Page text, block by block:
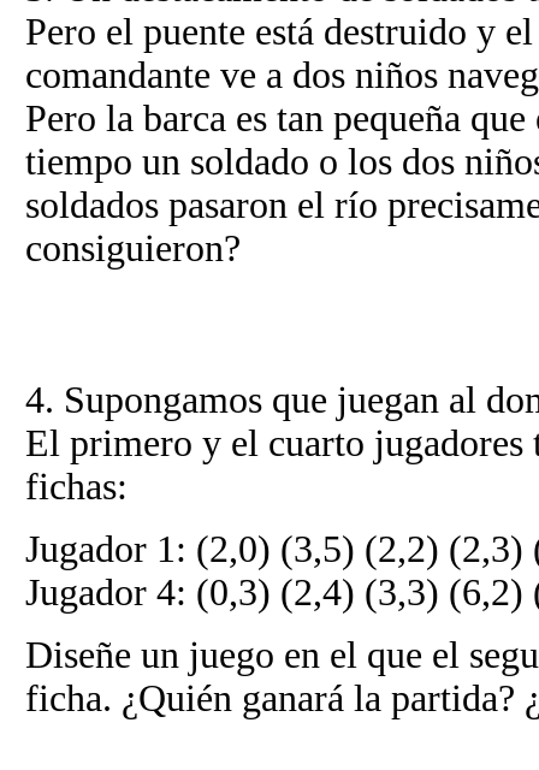
Pero el puente está destruido y
comandante ve a dos niños
Pero la barca es tan pequeña
tiempo un soldado o los dos
soldados pasaron el río
consiguieron?
4. Supongamos que juegan al
El primero y el cuarto jugadores
fichas:
Jugador 1: (2,0) (3,5) (2,2)
Jugador 4: (0,3) (2,4) (3,3)
Diseñe un juego en el que el
ficha. ¿Quién ganará la partida?